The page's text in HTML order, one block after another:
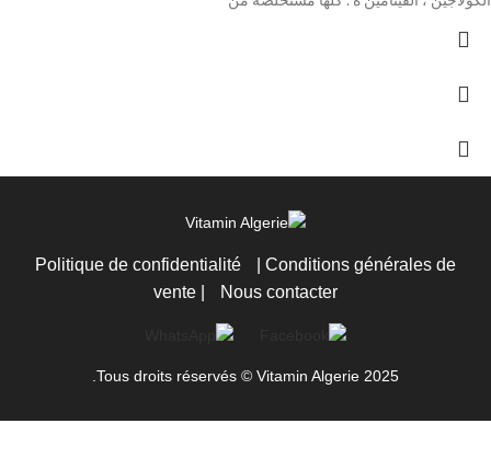
Politique de confidentialité
Conditions générales de
vente
Nous contacter
Tous droits réservés © Vitamin Algerie 2025.